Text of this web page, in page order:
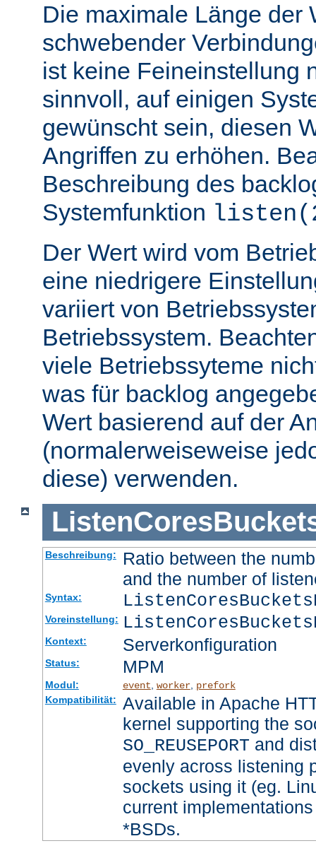
Die maximale Länge der
schwebender
ist keine Feineinstellung
sinnvoll, auf einigen
gewünscht sein, diesen
Angriffen zu erhöhen.
Beschreibung des
Systemfunktion
Der Wert wird vom
eine niedrigere
variiert von
Betriebssystem.
viele Betriebssyteme
was für backlog
Wert basierend auf der
(normalerweiseweise
diese) verwenden.
Beschreibung:
Ratio between the
and the number of
Syntax:
Voreinstellung:
Kontext: Serverkonfiguration
Status: MPM
Modul: event worker, prefork
Kompatibilität:
Available in Apache
kernel supporting the
SO_REUSEPORT and
evenly across listening
sockets using it (eg.
current
*BSDs.